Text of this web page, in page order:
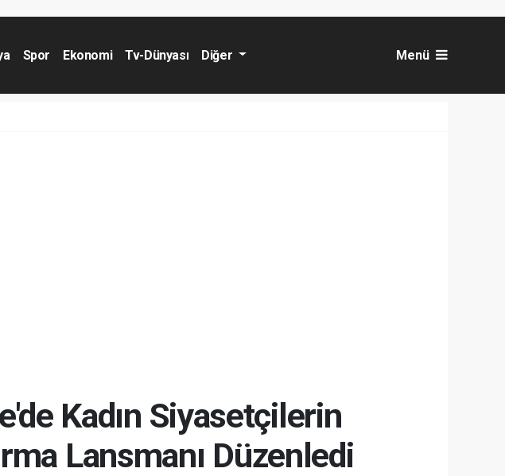
Spor Ekonomi Tv-Dünyası Diğer Menü
Kadın Siyasetçilerin
Lansmanı Düzenledi